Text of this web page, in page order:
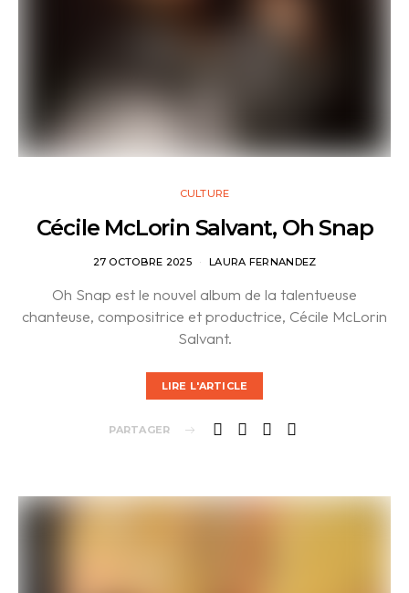
CULTURE
Cécile McLorin Salvant, Oh Snap
27 OCTOBRE 2025 LAURA FERNANDEZ
Oh Snap est le nouvel album de la talentueuse
chanteuse, compositrice et productrice, Cécile McLorin
Salvant.
LIRE L'ARTICLE
PARTAGER